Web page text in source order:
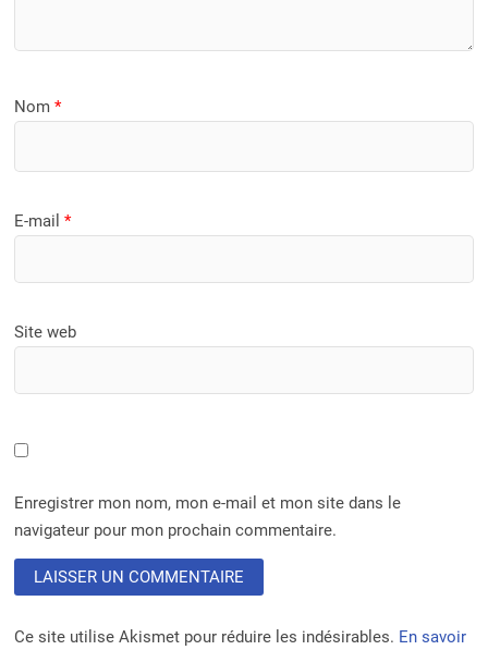
Nom*
E-mail*
Site web
Enregistrer mon nom, mon e-mail et mon site dans le
navigateur pour mon prochain commentaire.
Ce site utilise Akismet pour réduire les indésirables. En savoir